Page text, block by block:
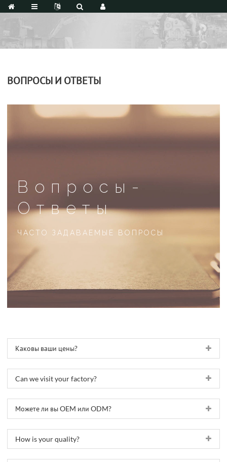
ВОПРОСЫ И ОТВЕТЫ
Вопросы-
Ответы
ЧАСТО ЗАДАВАЕМЫЕ ВОПРОСЫ
Каковы ваши цены?
Can we visit your factory?
Можете ли вы OEM или ODM?
How is your quality?